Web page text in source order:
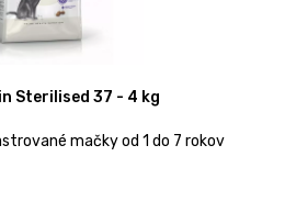
Sterilised 37 - 4 kg
mačky od 1 do 7 rokov